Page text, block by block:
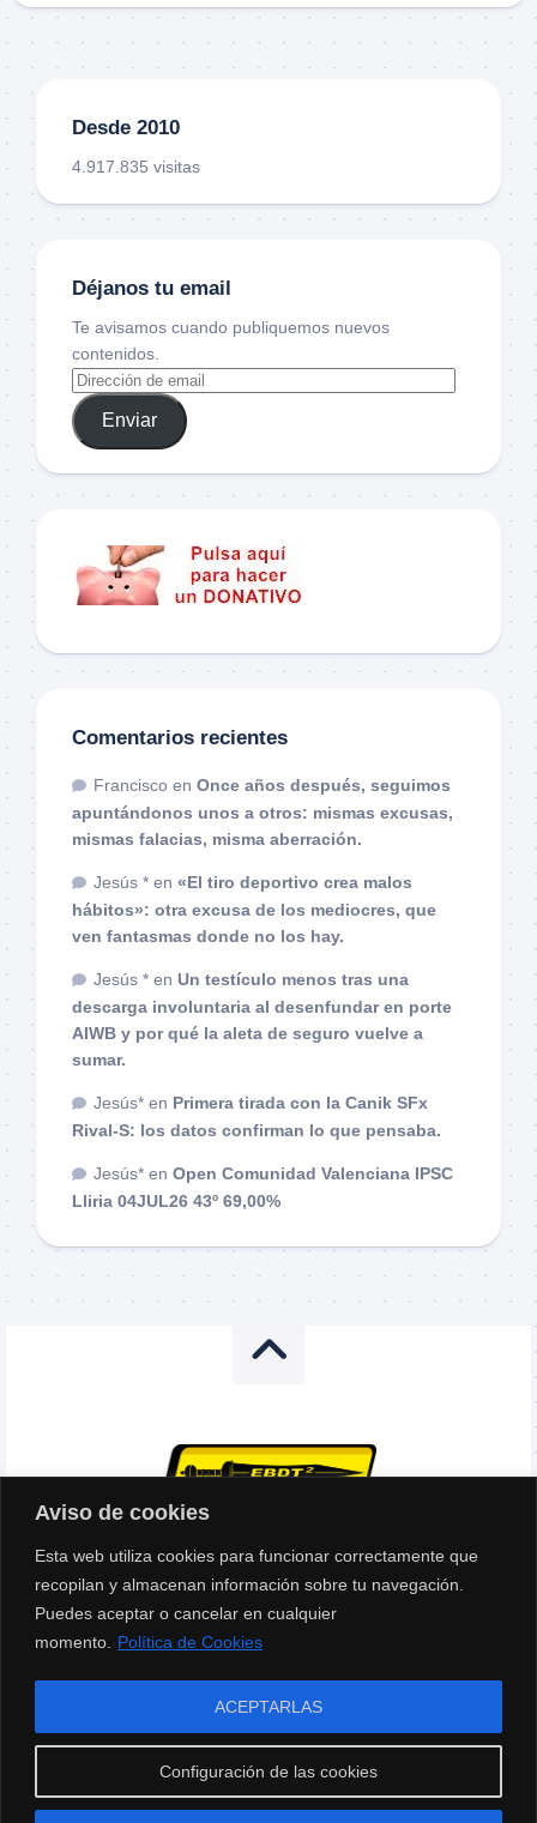
Aviso de cookies
Esta web utiliza cookies para funcionar correctamente que
recopilan y almacenan información sobre tu navegación.
Puedes aceptar o cancelar en cualquier
momento.
Política de Cookies
Configuración de las cookies
ACEPTARLAS
Desde 2010
4.917.835 visitas
Déjanos tu email
Te avisamos cuando publiquemos nuevos
contenidos.
Enviar
Comentarios recientes
Francisco en Once años después, seguimos
apuntándonos unos a otros: mismas excusas,
mismas falacias, misma aberración.
Jesús * en «El tiro deportivo crea malos
hábitos»: otra excusa de los mediocres, que
ven fantasmas donde no los hay.
Jesús * en Un testículo menos tras una
descarga involuntaria al desenfundar en porte
AIWB y por qué la aleta de seguro vuelve a
sumar.
Jesús* en Primera tirada con la Canik SFx
Rival-S: los datos confirman lo que pensaba.
Jesús* en Open Comunidad Valenciana IPSC
Lliria 04JUL26 43º 69,00%
El Blog de Tiro Táctico (EBdT2) © 2026. Todos los
derechos reservados.
En calidad de Afiliado de Amazon, obtengo ingresos por las compras
Aviso Legal